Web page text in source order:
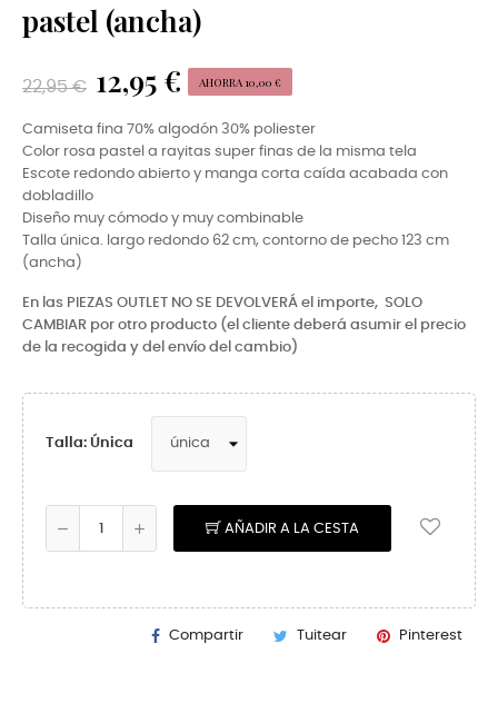
pastel (ancha)
22,95 € 12,95 € AHORRA 10,00 €
Camiseta fina 70% algodón 30% poliester
Color rosa pastel a rayitas super finas de la misma tela
Escote redondo abierto y manga corta caída acabada con
dobladillo
Diseño muy cómodo y muy combinable
Talla única. largo redondo 62 cm, contorno de pecho 123 cm
(ancha)
En las PIEZAS OUTLET NO SE DEVOLVERÁ el importe, SOLO
CAMBIAR por otro producto (el cliente deberá asumir el precio
de la recogida y del envío del cambio)
Talla: Única
AÑADIR A LA CESTA
Compartir Tuitear Pinterest